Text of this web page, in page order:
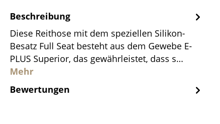
Beschreibung
Diese Reithose mit dem speziellen Silikon-
Besatz Full Seat besteht aus dem Gewebe E-
PLUS Superior, das gewährleistet, dass s…
Mehr
Bewertungen